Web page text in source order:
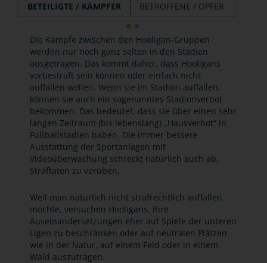
BETEILIGTE / KÄMPFER BETROFFENE / OPFER
Die Kämpfe zwischen den Hooligan-Gruppen
werden nur noch ganz selten in den Stadien
ausgetragen. Das kommt daher, dass Hooligans
vorbestraft sein können oder einfach nicht
auffallen wollen. Wenn sie im Stadion auffallen,
können sie auch ein sogenanntes Stadionverbot
bekommen. Das bedeutet, dass sie über einen sehr
langen Zeitraum (bis lebenslang) „Hausverbot“ in
Fußballstadien haben. Die immer bessere
Ausstattung der Sportanlagen mit
Videoüberwachung schreckt natürlich auch ab,
Straftaten zu verüben.
Weil man natürlich nicht strafrechtlich auffallen
möchte, versuchen Hooligans, ihre
Auseinandersetzungen eher auf Spiele der unteren
Ligen zu beschränken oder auf neutralen Plätzen
wie in der Natur, auf einem Feld oder in einem
Wald auszutragen.